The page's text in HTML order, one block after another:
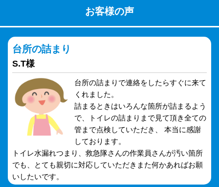
お客様の声
台所の詰まり
S.T様
台所の詰まりで連絡をしたらすぐに来て
くれました。
詰まるときはいろんな箇所が詰まるよう
で、トイレの詰まりまで見て頂き全ての
管まで点検していただき、 本当に感謝
しております。
トイレ水漏れつまり、救急隊さんの作業員さんが汚い箇所
でも、とても親切に対応していただきまた何かあればお願
いしたいです。